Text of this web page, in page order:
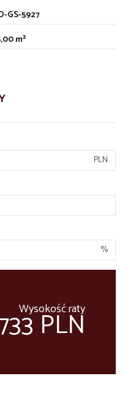
GS-5927
m²
PLN
%
Wysokość raty
PLN